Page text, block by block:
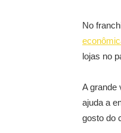
No
lojas no
A grande
ajuda a
gosto do